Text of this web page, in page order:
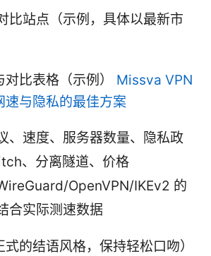
比站点（示例，具体以最新市
比表格（示例） Missva VPN
速与隐私的最佳方案
、速度、服务器数量、隐私政
、分离隧道、价格
OpenVPN/IKEv2 的
合实际测速数据
的结语风格，保持轻松口吻）